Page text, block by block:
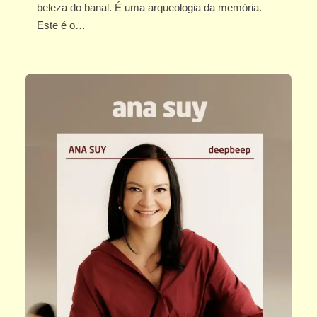
beleza do banal. É uma arqueologia da memória.
Este é o…